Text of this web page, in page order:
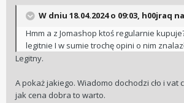
W dniu 18.04.2024 o 09:03, h00jraq
Hmm a z Jomashop ktoś regularnie
legitnie I w sumie trochę opini o nim
Legitny.
A pokaż jakiego. Wiadomo dochodzi cło i vat
jak cena dobra to warto.